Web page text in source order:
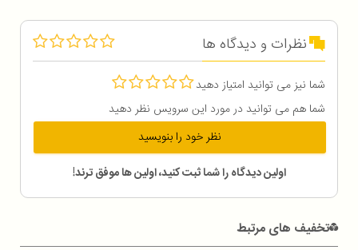
نظرات و دیدگاه ها
شما نیز می توانید امتیاز دهید
شما هم می توانید در مورد این سرویس نظر دهید
نظر خود را بنویسید
اولین دیدگاه را شما ثبت کنید، اولین ها موفق ترند!
تخفیف های مرتبط